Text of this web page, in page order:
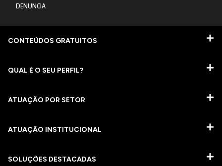
DENUNCIA
CONTEÚDOS GRATUITOS
QUAL É O SEU PERFIL?
ATUAÇÃO POR SETOR
ATUAÇÃO INSTITUCIONAL
SOLUÇÕES DESTACADAS